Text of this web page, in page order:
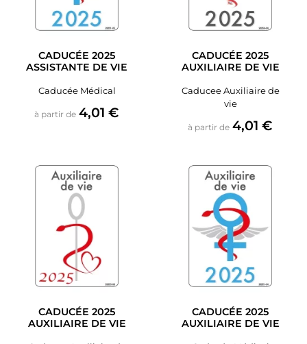
CADUCÉE 2025
ASSISTANTE DE VIE
Caducée Médical
à partir de Prix
4,01 €
CADUCÉE 2025
AUXILIAIRE DE VIE
Caducee Auxiliaire de
vie
à partir de Prix
4,01 €
CADUCÉE 2025
AUXILIAIRE DE VIE
CADUCÉE 2025
AUXILIAIRE DE VIE